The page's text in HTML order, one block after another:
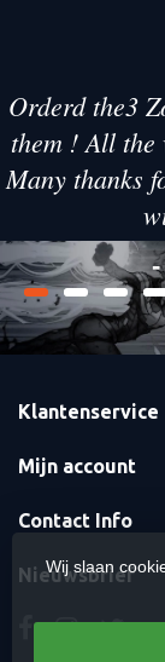
Orderd the3
them ! All
Many thanks
Klantenservice
Mijn account
Contact Info
Nieuwsbrief
Wij slaan